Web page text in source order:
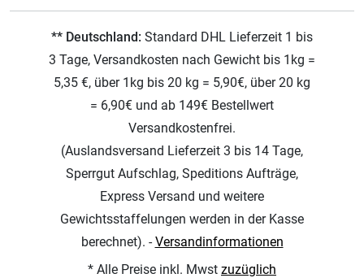
** Deutschland: Standard DHL Lieferzeit 1 bis
3 Tage, Versandkosten nach Gewicht bis 1kg =
5,35 €, über 1kg bis 20 kg = 5,90€, über 20 kg
= 6,90€ und ab 149€ Bestellwert
Versandkostenfrei.
(Auslandsversand Lieferzeit 3 bis 14 Tage,
Sperrgut Aufschlag, Speditions Aufträge,
Express Versand und weitere
Gewichtsstaffelungen werden in der Kasse
berechnet). -Versandinformationen
* Alle Preise inkl. Mwst zuzüglich